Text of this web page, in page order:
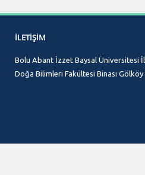
İLETIŞIM
Bolu Abant İzzet Baysal Üniversitesi
Doğa Bilimleri Fakültesi Binası